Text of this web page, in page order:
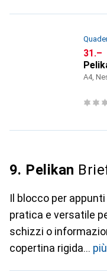
CHF
31.–
A4,
9. Pelikan
Il blocco per
pratica e versatile
schizzi o
copertina rigida
più